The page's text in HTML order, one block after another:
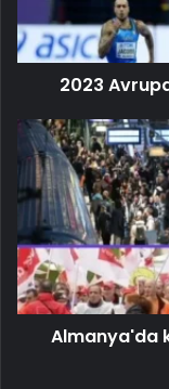
2023
Almanya'da